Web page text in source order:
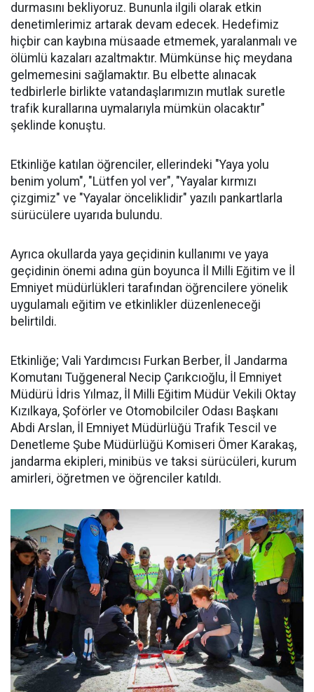
durmasını bekliyoruz. Bununla ilgili olarak etkin
denetimlerimiz artarak devam edecek. Hedefimiz
hiçbir can kaybına müsaade etmemek, yaralanmalı ve
ölümlü kazaları azaltmaktır. Mümkünse hiç meydana
gelmemesini sağlamaktır. Bu elbette alınacak
tedbirlerle birlikte vatandaşlarımızın mutlak suretle
trafik kurallarına uymalarıyla mümkün olacaktır"
şeklinde konuştu.
Etkinliğe katılan öğrenciler, ellerindeki "Yaya yolu
benim yolum", "Lütfen yol ver", "Yayalar kırmızı
çizgimiz" ve "Yayalar önceliklidir" yazılı pankartlarla
sürücülere uyarıda bulundu.
Ayrıca okullarda yaya geçidinin kullanımı ve yaya
geçidinin önemi adına gün boyunca İl Milli Eğitim ve İl
Emniyet müdürlükleri tarafından öğrencilere yönelik
uygulamalı eğitim ve etkinlikler düzenleneceği
belirtildi.
Etkinliğe; Vali Yardımcısı Furkan Berber, İl Jandarma
Komutanı Tuğgeneral Necip Çarıkcıoğlu, İl Emniyet
Müdürü İdris Yılmaz, İl Milli Eğitim Müdür Vekili Oktay
Kızılkaya, Şoförler ve Otomobilciler Odası Başkanı
Abdi Arslan, İl Emniyet Müdürlüğü Trafik Tescil ve
Denetleme Şube Müdürlüğü Komiseri Ömer Karakaş,
jandarma ekipleri, minibüs ve taksi sürücüleri, kurum
amirleri, öğretmen ve öğrenciler katıldı.